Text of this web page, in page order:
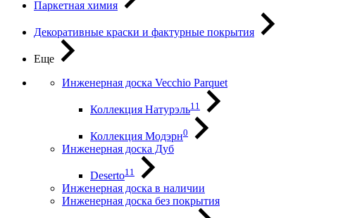
Паркетная химия
Декоративные краски и фактурные покрытия
Еще
Инженерная доска Vecchio Parquet
Коллекция Натурэль11
Коллекция Модэрн0
Инженерная доска Дуб
Deserto11
Инженерная доска в наличии
Инженерная доска без покрытия